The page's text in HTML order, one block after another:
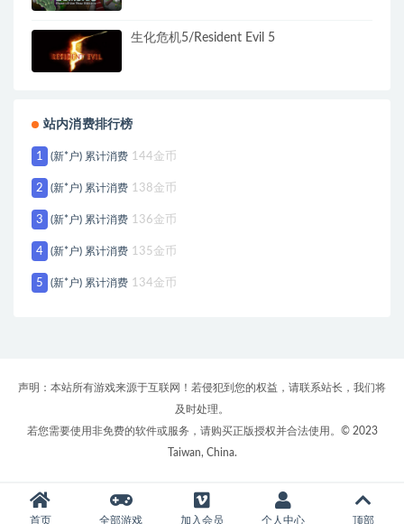
生化危机5/Resident Evil 5
站内消费排行榜
1 (新*户) 累计消费 144金币
2 (新*户) 累计消费 138金币
3 (新*户) 累计消费 136金币
4 (新*户) 累计消费 135金币
5 (新*户) 累计消费 134金币
声明：本站所有游戏来源于互联网！若侵犯到您的权益，请联系站长，我们将
及时处理。
若您需要使用非免费的软件或服务，请购买正版授权并合法使用。© 2023
Taiwan, China.
首页 全部游戏 加入会员 个人中心 顶部